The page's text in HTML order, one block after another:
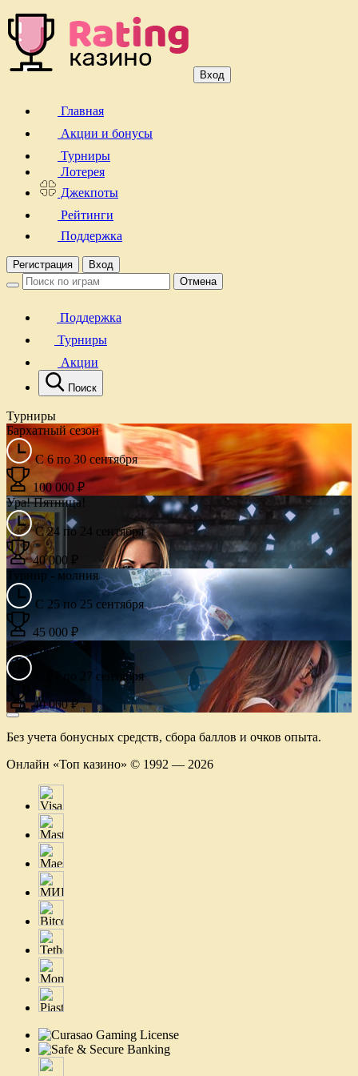
Вход
Главная
Акции и бонусы
Турниры
Лотерея
Джекпоты
Рейтинги
Поддержка
Регистрация
Вход
Отмена
Поддержка
Турниры
Акции
Поиск
Турниры
Бархатный сезон
С 6 по 30 сентября
100 000 ₽
Ура! Пятница!
С 24 по 24 сентября
40 000 ₽
Турнир - молния
С 25 по 25 сентября
45 000 ₽
Разминка
С 27 по 27 сентября
40 000 ₽
Без учета бонусных средств, сбора баллов и очков опыта.
Онлайн «Топ казино» © 1992 — 2026